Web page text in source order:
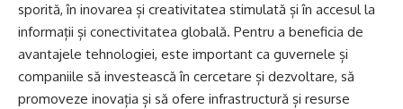
sporită, în inovarea și creativitatea stimulată și în accesul la
informații și conectivitatea globală. Pentru a beneficia de
avantajele tehnologiei, este important ca guvernele și
companiile să investească în cercetare și dezvoltare, să
promoveze inovația și să ofere infrastructură și resurse